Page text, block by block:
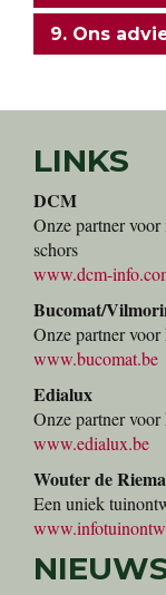
9. Ons
LINKS
DCM
Onze partner voor
schors
www.dcm-
Bucomat/
Onze partner
www.bucomat.be
Edialux
Onze partner
www.edialux.be
Wouter de
Een uniek